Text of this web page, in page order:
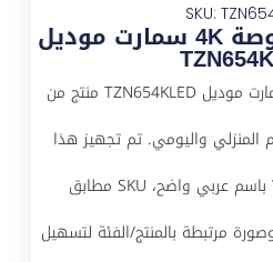
SKU:
شاشة نيكاي 65 بوصة 4K سمارت موديل
شاشة نيكاي 65 بوصة 4K سمارت موديل TZN654KLED منتج من
المنزلي واليومي. تم تجهيز هذا
المنتج لملف WooCommerce باسم عربي واضح، SKU مطابق
مرتبطة بالمنتج/الفئة لتسهيل